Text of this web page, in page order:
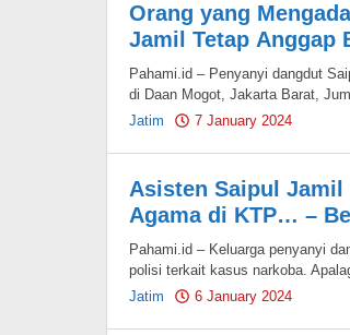
Orang yang
Jamil Tetap Anggap
Pahami.id – Penyanyi dangdut
di Daan Mogot, Jakarta Barat,
Jatim
7 January 2024
Asisten Saipul Jamil
Agama di KTP… –
Pahami.id – Keluarga penyanyi
polisi terkait kasus narkoba.
Jatim
6 January 2024